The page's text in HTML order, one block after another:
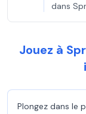
dans
Jouez à
Plongez dans le